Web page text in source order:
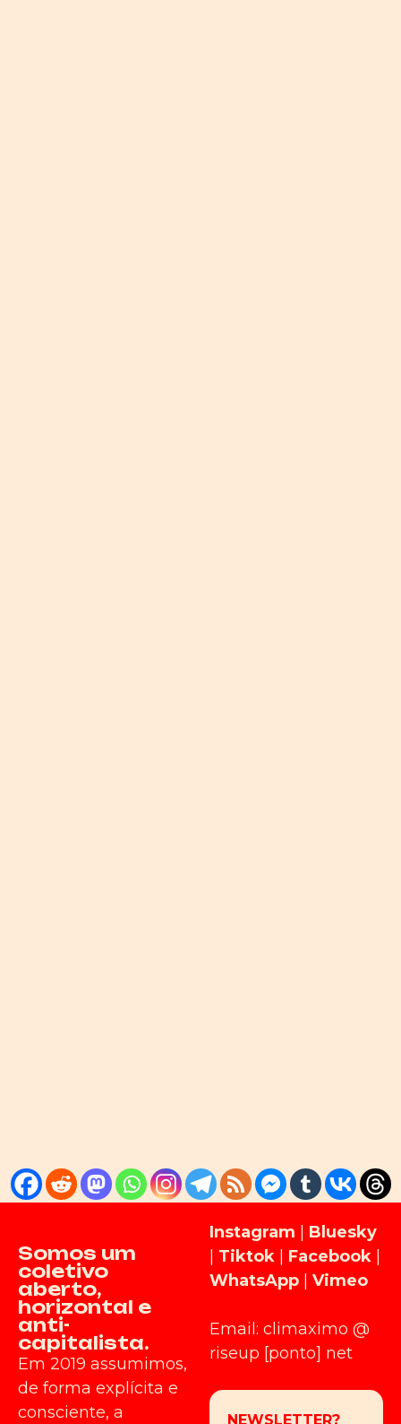
Somos um
coletivo
aberto,
horizontal e
anti-
capitalista.
Em 2019 assumimos,
de forma explícita e
consciente, a
Instagram
Bluesky
Tiktok Facebook
WhatsApp
Vimeo
Email: climaximo @
riseup [ponto] net